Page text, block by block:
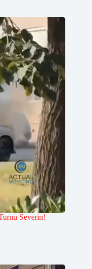
Severin!